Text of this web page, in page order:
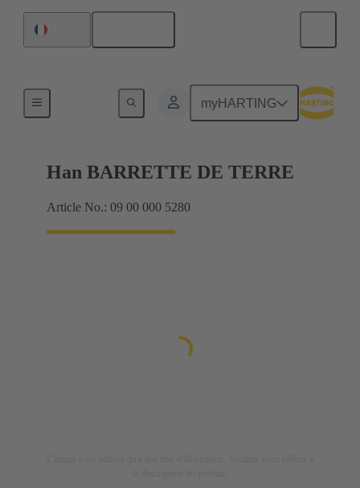
myHARTING
Cadres de blindage, cadres de fixation
Han BARRETTE DE TERRE
Article No.: 09 00 000 5280